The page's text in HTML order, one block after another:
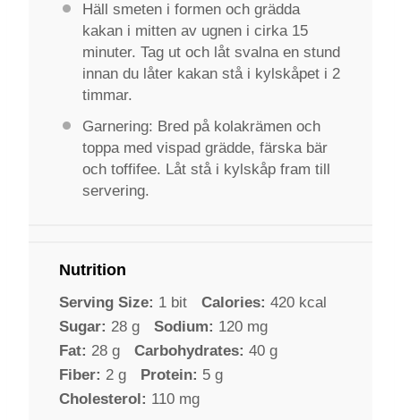
Häll smeten i formen och grädda
kakan i mitten av ugnen i cirka 15
minuter. Tag ut och låt svalna en stund
innan du låter kakan stå i kylskåpet i 2
timmar.
Garnering: Bred på kolakrämen och
toppa med vispad grädde, färska bär
och toffifee. Låt stå i kylskåp fram till
servering.
Nutrition
Serving Size: 1 bit Calories: 420 kcal
Sugar: 28 g Sodium: 120 mg
Fat: 28 g Carbohydrates: 40 g
Fiber: 2 g Protein: 5 g
Cholesterol: 110 mg